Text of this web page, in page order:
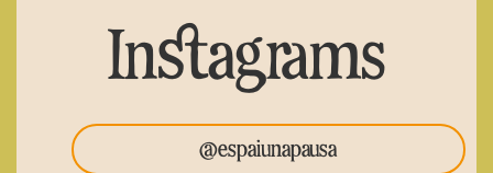
Instagrams
@espaiunapausa